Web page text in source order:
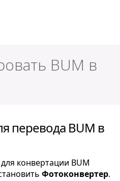
BUM в
перевода BUM в
конвертации BUM
Фотоконвертер.